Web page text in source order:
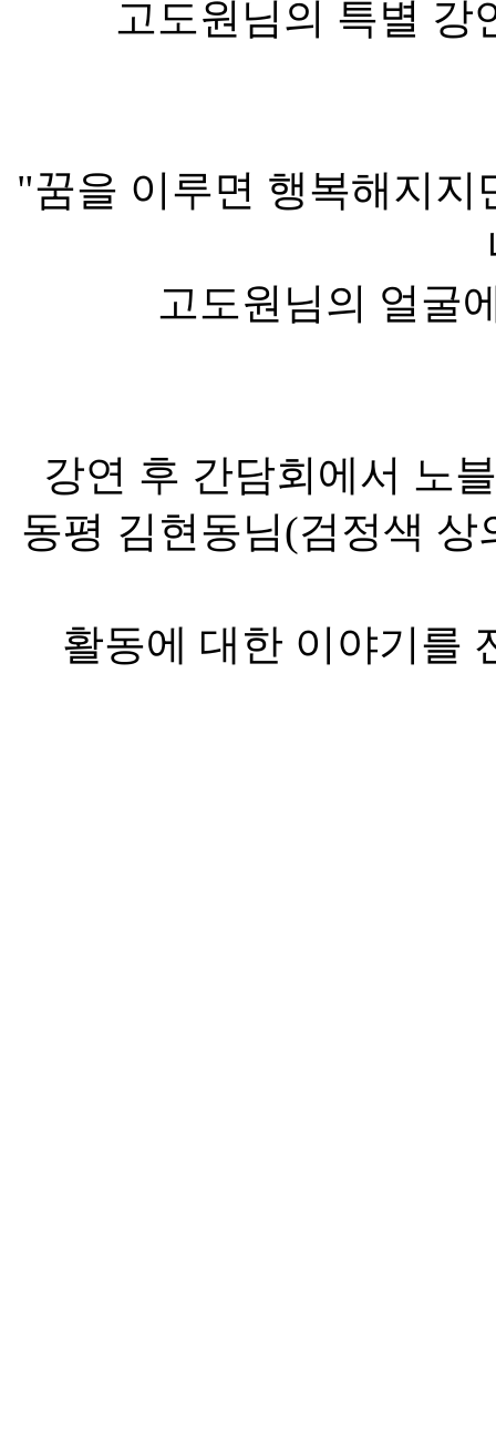
고도원님의 특별 강
"꿈을 이루면 행복해지
고도원님의 얼굴
강연 후 간담회에서 노
동평 김현동님(검정색
활동에 대한 이야기를